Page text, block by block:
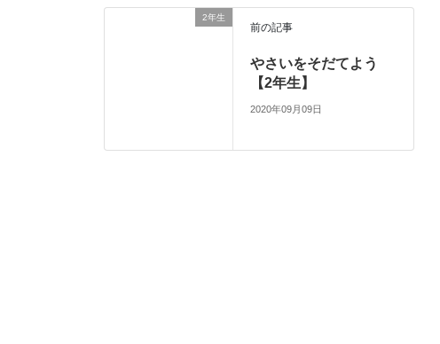
2年生
前の記事
やさいをそだてよう
【2年生】
2020年09月09日